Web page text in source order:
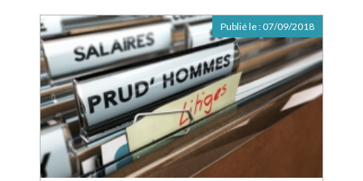
Publié le : 07/09/2018